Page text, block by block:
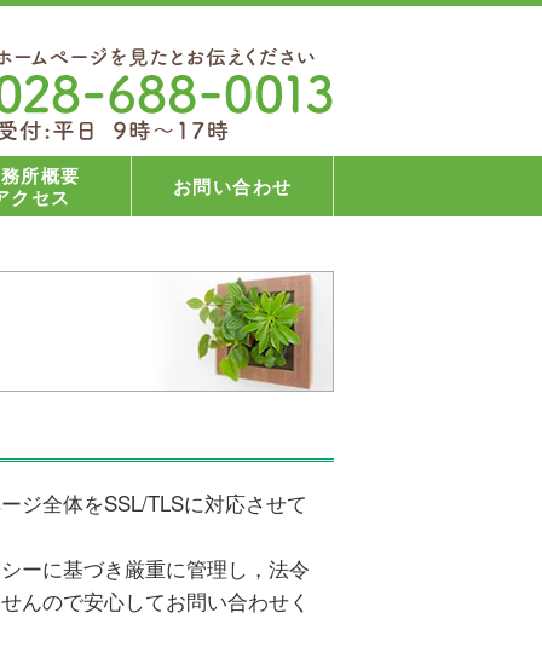
所概要
クセス
お問い合わせ
ジ全体をSSL/TLSに対応させて
ーに基づき厳重に管理し，法令
んので安心してお問い合わせく